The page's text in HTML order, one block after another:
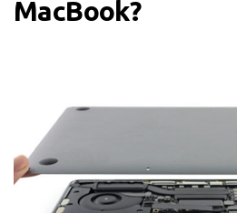
MacBook?